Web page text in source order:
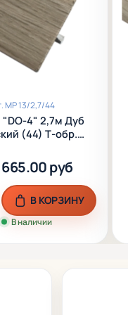
МР 13/2,7/44
4" 2,7м Дуб
(44) Т-обр.
665.00 руб
В наличии
В КОРЗИНУ